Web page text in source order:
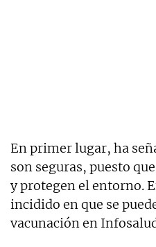
En primer lugar, ha
son seguras, puesto
y protegen el entorno.
incidido en que se
vacunación en